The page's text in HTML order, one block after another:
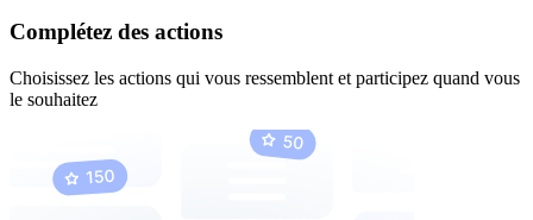
Complétez des actions
Choisissez les actions qui vous ressemblent et participez quand vous
le souhaitez